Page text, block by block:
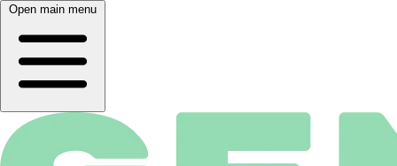
Open main menu